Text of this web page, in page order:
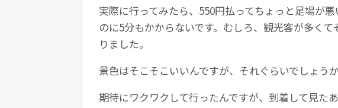
実際に行ってみたら、550円払ってちょっと足場が
のに5分もかからないです。むしろ、観光客が多く
りました。
景色はそこそこいいんですが、それぐらいでしょうか
期待にワクワクして行ったんですが、到着して見たあ